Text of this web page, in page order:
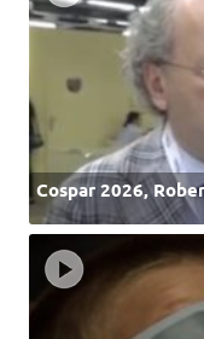
Cospar 2026,